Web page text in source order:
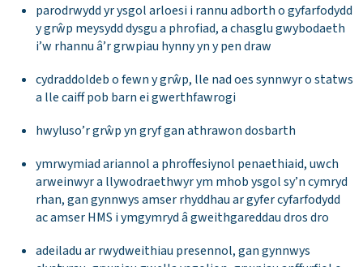
parodrwydd yr ysgol arloesi i rannu adborth o gyfarfodydd
y grŵp meysydd dysgu a phrofiad, a chasglu gwybodaeth
i’w rhannu â’r grwpiau hynny yn y pen draw
cydraddoldeb o fewn y grŵp, lle nad oes synnwyr o statws
a lle caiff pob barn ei gwerthfawrogi
hwyluso’r grŵp yn gryf gan athrawon dosbarth
ymrwymiad ariannol a phroffesiynol penaethiaid, uwch
arweinwyr a llywodraethwyr ym mhob ysgol sy’n cymryd
rhan, gan gynnwys amser rhyddhau ar gyfer cyfarfodydd
ac amser HMS i ymgymryd â gweithgareddau dros dro
adeiladu ar rwydweithiau presennol, gan gynnwys